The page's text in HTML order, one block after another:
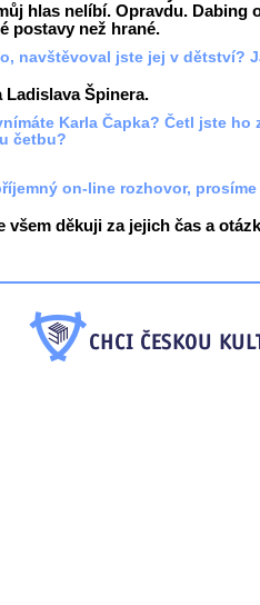
hlas nelíbí. Opravdu. Dabing
postavy než hrané.
navštěvoval jste jej v dětství?
Špinera.
Karla Čapka? Četl jste ho
četbu?
on-line rozhovor, prosíme
všem děkuji za jejich čas a